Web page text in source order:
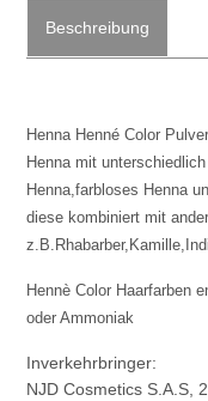
Beschreibung
Henna Henné Color
Henna mit
Henna,farbloses Henna
diese kombiniert mit
Hennè Color Haarfarben
oder Ammoniak
Inverkehrbringer:
NJD Cosmetics S.A.S,